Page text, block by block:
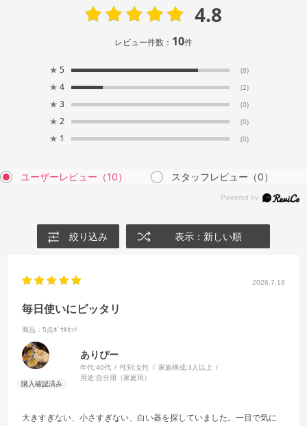
4.8
レビュー件数： 10件
★ 5 (8)
★ 4 (2)
★ 3 (0)
★ 2 (0)
★ 1 (0)
ユーザーレビュー （10） スタッフレビュー （0）
絞り込み 表示：新しい順
2026.7.18
毎日使いにピッタリ
商品：5点ﾎﾞｳﾙｾｯﾄ
ありぴー
年代:40代 性別:女性 家族構成:3人以上
用途:自分用（家庭用）
大きすぎない、小さすぎない、白い器を探していました。一目で気に